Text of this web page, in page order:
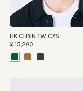
HK CHAIN TW CAS
¥15,200